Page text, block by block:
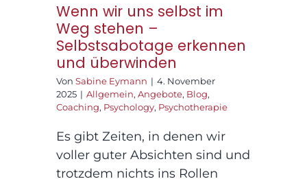
Wenn wir uns selbst im
Weg stehen –
Selbstsabotage erkennen
und überwinden
Von Sabine Eymann | 4. November
2025 | Allgemein, Angebote, Blog,
Coaching, Psychology, Psychotherapie
Es gibt Zeiten, in denen wir
voller guter Absichten sind und
trotzdem nichts ins Rollen